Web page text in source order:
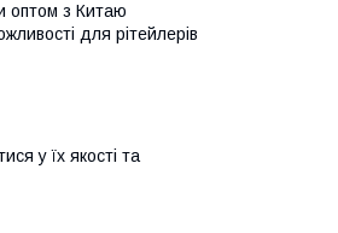
оптом з Китаю
для рітейлерів
у їх якості та